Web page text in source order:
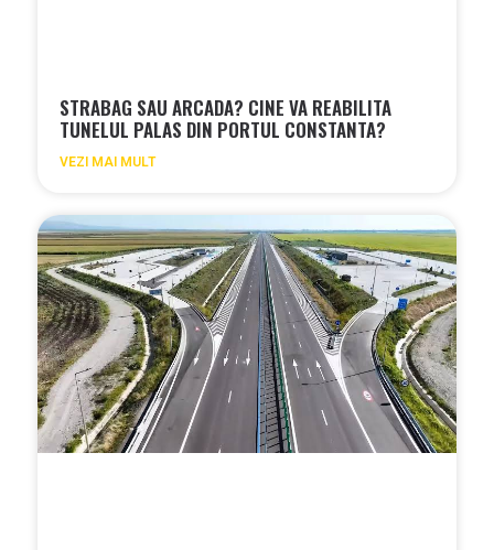
STRABAG SAU ARCADA? CINE VA REABILITA
TUNELUL PALAS DIN PORTUL CONSTANTA?
VEZI MAI MULT